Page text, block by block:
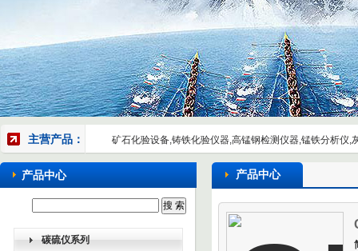
主营产品： 矿石化验设备,铸铁化验仪器,高锰钢检测仪器,锰铁分析仪,
产品中心
碳硫仪系列
产品中心